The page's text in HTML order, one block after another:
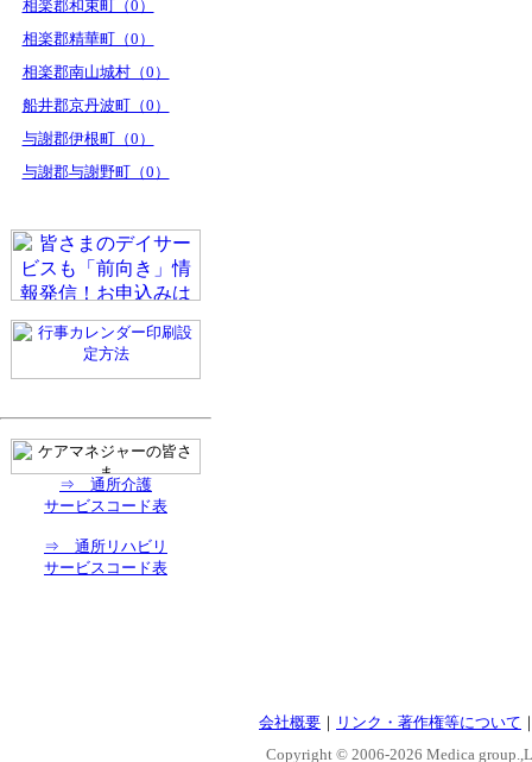
相楽郡和束町（0）
相楽郡精華町（0）
相楽郡南山城村（0）
船井郡京丹波町（0）
与謝郡伊根町（0）
与謝郡与謝野町（0）
⇒ 通所介護
サービスコード表
⇒ 通所リハビリ
サービスコード表
会社概要 ｜ リンク・著作権等について
Copyright © 2006-2026 Medica